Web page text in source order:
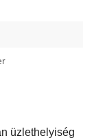
üzlethelyiség